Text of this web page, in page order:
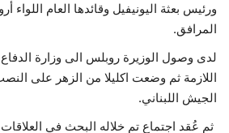
ورئيس بعثة اليونيفيل وقائدها العام اللواء
المرافق.
لدى وصول الوزيرة روبلس الى وزارة
اللازمة ثم وضعت اكليلا من الزهر على
الجيش اللبناني.
ثم عُقد اجتماع تم خلاله البحث في العلاقات